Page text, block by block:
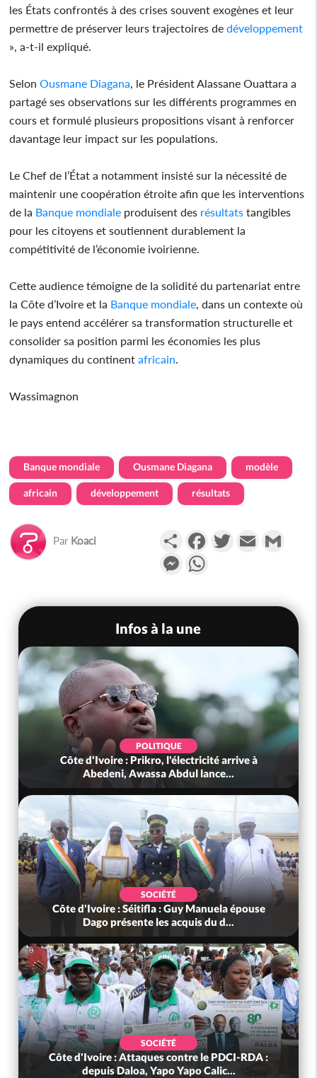
les États confrontés à des crises souvent exogènes et leur
permettre de préserver leurs trajectoires de développement
», a-t-il expliqué.
Selon Ousmane Diagana , le Président Alassane Ouattara a
partagé ses observations sur les différents programmes en
cours et formulé plusieurs propositions visant à renforcer
davantage leur impact sur les populations.
Le Chef de l’État a notamment insisté sur la nécessité de
maintenir une coopération étroite afin que les interventions
de la Banque mondiale produisent des résultats tangibles
pour les citoyens et soutiennent durablement la
compétitivité de l’économie ivoirienne.
Cette audience témoigne de la solidité du partenariat entre
la Côte d’Ivoire et la Banque mondiale , dans un contexte où
le pays entend accélérer sa transformation structurelle et
consolider sa position parmi les économies les plus
dynamiques du continent africain
Wassimagnon
Banque mondiale Ousmane Diagana modèle
africain développement résultats
Par Koaci PartagerFacebookTwitterEmail
Messenger
Infos à la une
POLITIQUE
Côte d'Ivoire : Prikro, l'électricité arrive à
Abedeni, Awassa Abdul lance...
SOCIÉTÉ
Côte d'Ivoire : Séitifla : Guy Manuela épouse
Dago présente les acquis du d...
SOCIÉTÉ
Côte d'Ivoire : Attaques contre le PDCI-RDA :
depuis Daloa, Yapo Yapo Calic...